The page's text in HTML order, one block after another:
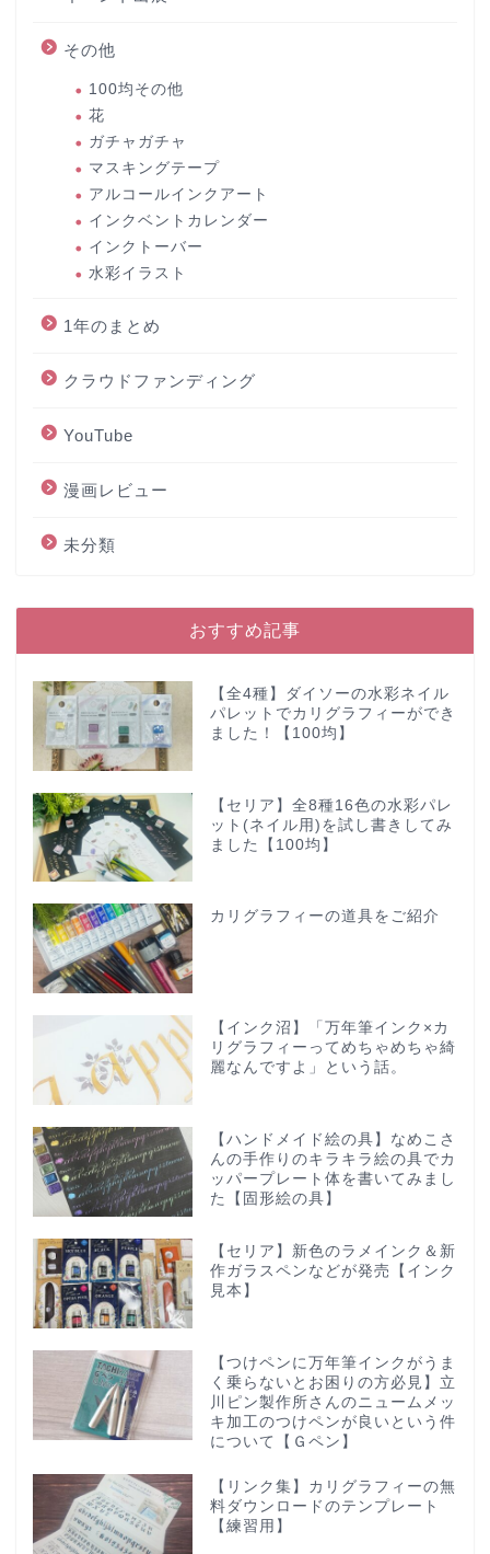
その他
100均その他
花
ガチャガチャ
マスキングテープ
アルコールインクアート
インクベントカレンダー
インクトーバー
水彩イラスト
1年のまとめ
クラウドファンディング
YouTube
漫画レビュー
未分類
おすすめ記事
【全4種】ダイソーの水彩ネイル
パレットでカリグラフィーができ
ました！【100均】
【セリア】全8種16色の水彩パレ
ット(ネイル用)を試し書きしてみ
ました【100均】
カリグラフィーの道具をご紹介
【インク沼】「万年筆インク×カ
リグラフィーってめちゃめちゃ綺
麗なんですよ」という話。
【ハンドメイド絵の具】なめこさ
んの手作りのキラキラ絵の具でカ
ッパープレート体を書いてみまし
た【固形絵の具】
【セリア】新色のラメインク＆新
作ガラスペンなどが発売【インク
見本】
【つけペンに万年筆インクがうま
く乗らないとお困りの方必見】立
川ピン製作所さんのニュームメッ
キ加工のつけペンが良いという件
について【Ｇペン】
【リンク集】カリグラフィーの無
料ダウンロードのテンプレート
【練習用】